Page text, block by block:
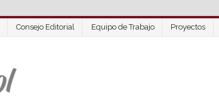
Consejo Editorial Equipo de Trabajo Proyectos